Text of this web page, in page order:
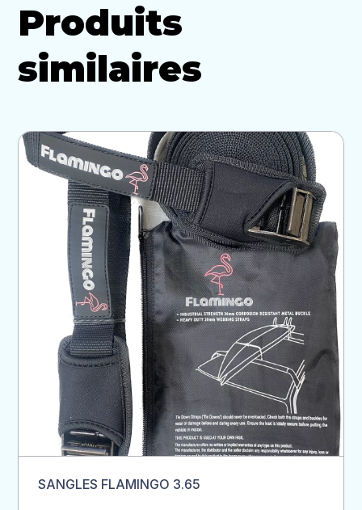
Produits
similaires
SANGLES FLAMINGO 3.65